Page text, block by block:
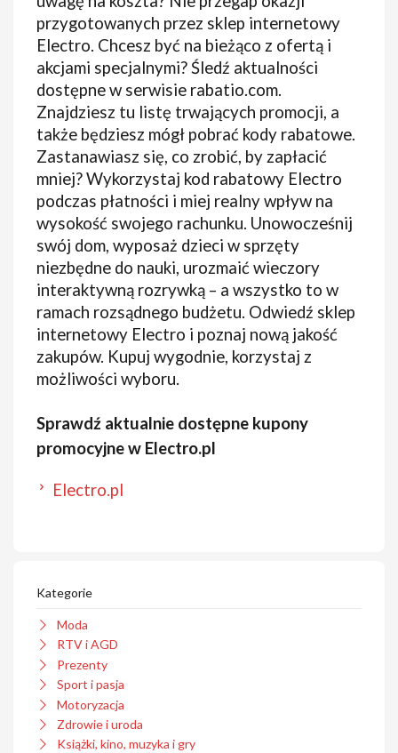
przygotowanych przez sklep internetowy
Electro. Chcesz być na bieżąco z ofertą i
akcjami specjalnymi? Śledź aktualności
dostępne w serwisie rabatio.com.
Znajdziesz tu listę trwających promocji, a
także będziesz mógł pobrać kody rabatowe.
Zastanawiasz się, co zrobić, by zapłacić
mniej? Wykorzystaj kod rabatowy Electro
podczas płatności i miej realny wpływ na
wysokość swojego rachunku. Unowocześnij
swój dom, wyposaż dzieci w sprzęty
niezbędne do nauki, urozmaić wieczory
interaktywną rozrywką – a wszystko to w
ramach rozsądnego budżetu. Odwiedź sklep
internetowy Electro i poznaj nową jakość
zakupów. Kupuj wygodnie, korzystaj z
możliwości wyboru.
Sprawdź aktualnie dostępne kupony
promocyjne w Electro.pl
Electro.pl
Kategorie
Moda
RTV i AGD
Prezenty
Sport i pasja
Motoryzacja
Zdrowie i uroda
Książki, kino, muzyka i gry